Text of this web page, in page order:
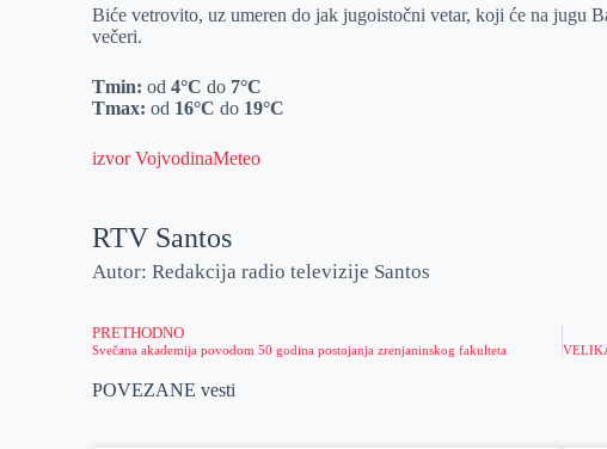
p
p
lBiće vetrovito, uz umeren do jak jugoistočni vetar, koji će na jugu
večeri.
Tmin: od 4°C do 7°C
Tmax:od 16°C do 19°C
izvor VojvodinaMeteo
RTV Santos
Autor: Redakcija radio televizije Santos
PRETHODNO
Svečana akademija povodom 50 godina postojanja zrenjaninskog fakulteta
POVEZANE vesti